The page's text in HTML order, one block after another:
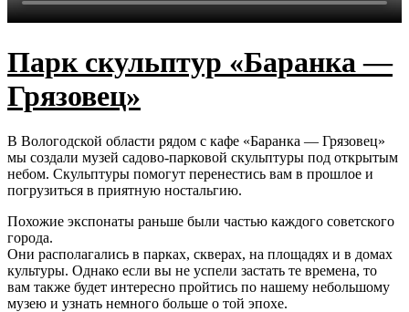
Парк скульптур «Баранка —
Грязовец»
В Вологодской области рядом с кафе «Баранка — Грязовец»
мы создали музей садово-парковой скульптуры под открытым
небом. Скульптуры помогут перенестись вам в прошлое и
погрузиться в приятную ностальгию.
Похожие экспонаты раньше были частью каждого советского
города.
Они располагались в парках, скверах, на площадях и в домах
культуры. Однако если вы не успели застать те времена, то
вам также будет интересно пройтись по нашему небольшому
музею и узнать немного больше о той эпохе.